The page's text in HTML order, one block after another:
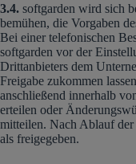
3.4. softgarden wird sich
bemühen, die Vorgaben
Bei einer telefonischen
softgarden vor der
Drittanbieters dem
Freigabe zukommen
anschließend innerhalb
erteilen oder
mitteilen. Nach Ablauf
als freigegeben.